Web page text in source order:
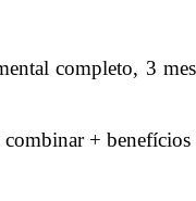
completo, 3
combinar + benefícios